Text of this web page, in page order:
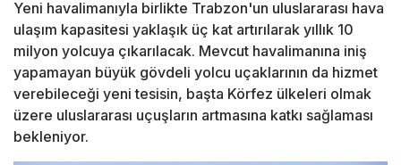
Yeni havalimanıyla birlikte Trabzon'un uluslararası hava
ulaşım kapasitesi yaklaşık üç kat artırılarak yıllık 10
milyon yolcuya çıkarılacak. Mevcut havalimanına iniş
yapamayan büyük gövdeli yolcu uçaklarının da hizmet
verebileceği yeni tesisin, başta Körfez ülkeleri olmak
üzere uluslararası uçuşların artmasına katkı sağlaması
bekleniyor.